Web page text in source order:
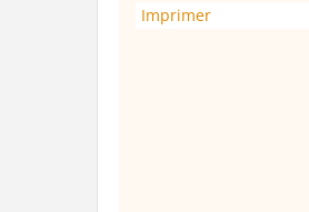
Imprimer